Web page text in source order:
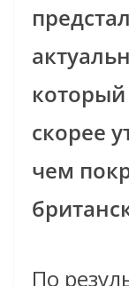
скорее
чем
По